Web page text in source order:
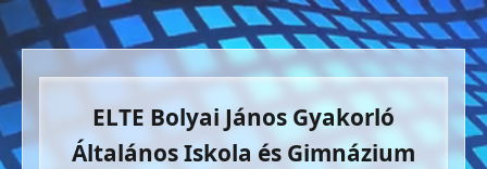
ELTE Bolyai János Gyakorló
Általános Iskola és Gimnázium